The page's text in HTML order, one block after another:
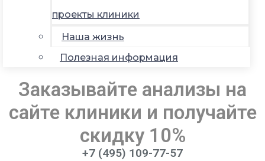
проекты клиники
Наша жизнь
Полезная информация
Заказывайте анализы на
сайте клиники и получайте
скидку 10%
+7 (495) 109-77-57